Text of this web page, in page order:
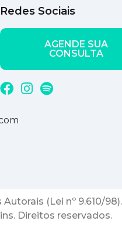
Redes Sociais
AGENDE SUA
CONSULTA
(Lei nº 9.610/98).
Direitos reservados.